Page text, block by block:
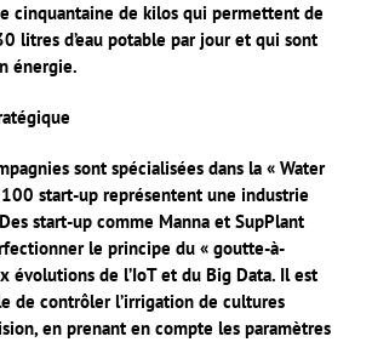
cinquantaine de kilos qui permettent de
litres d’eau potable par jour et qui sont
énergie.
sont spécialisées dans la « Water
start-up représentent une industrie
start-up comme Manna et SupPlant
le principe du « goutte-à-
évolutions de l’IoT et du Big Data. Il est
de contrôler l’irrigation de cultures
en prenant en compte les paramètres